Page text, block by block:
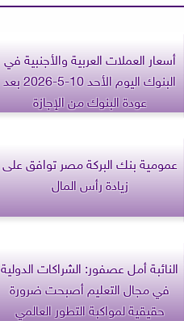
أسعار العملات العربية والأجنبية في
البنوك اليوم الأحد 10-5-2026 بعد
عودة البنوك من الإجازة
عمومية بنك البركة مصر توافق على
زيادة رأس المال
النائبة أمل عصفور: الشراكات الدولية
في مجال التعليم أصبحت ضرورة
حقيقية لمواكبة التطور العالمي